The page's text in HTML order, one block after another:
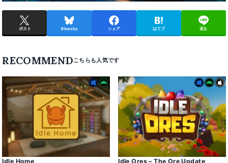
ポスト Bluesky シェア はてブ 送る
RECOMMEND
Idle Home Idle Ores – The Ore Update